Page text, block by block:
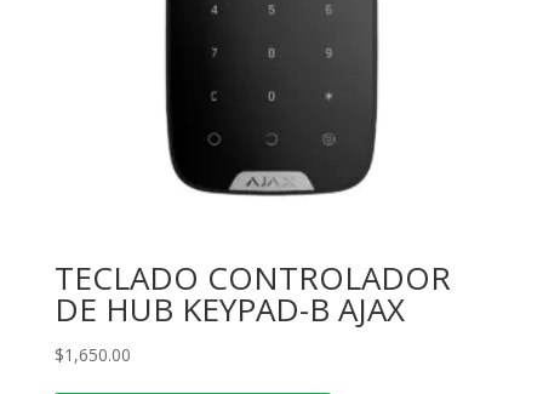
TECLADO CONTROLADOR
DE HUB KEYPAD-B AJAX
$1,650.00